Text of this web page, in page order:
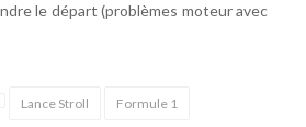
le départ (problèmes moteur avec
Lance Stroll Formule 1